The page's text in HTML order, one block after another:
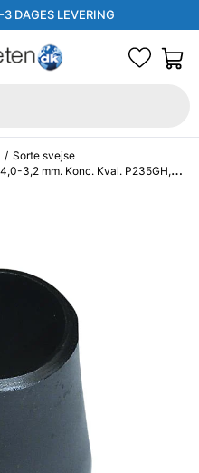
DAGES LEVERING
/ Sorte svejse
3,2 mm. Konc. Kval. P235GH,